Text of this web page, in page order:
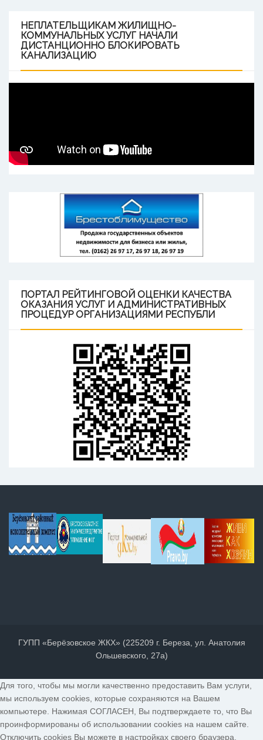
НЕПЛАТЕЛЬЩИКАМ ЖИЛИЩНО-
КОММУНАЛЬНЫХ УСЛУГ НАЧАЛИ
ДИСТАНЦИОННО БЛОКИРОВАТЬ
КАНАЛИЗАЦИЮ
ПОРТАЛ РЕЙТИНГОВОЙ ОЦЕНКИ КАЧЕСТВА
ОКАЗАНИЯ УСЛУГ И АДМИНИСТРАТИВНЫХ
ПРОЦЕДУР ОРГАНИЗАЦИЯМИ РЕСПУБЛИ
ГУПП «Берёзовское ЖКХ» (225209 г. Береза, ул. Анатолия
Ольшевского, 27а)
Для того, чтобы мы могли качественно предоставить Вам услуги,
мы используем cookies, которые сохраняются на Вашем
компьютере. Нажимая СОГЛАСЕН, Вы подтверждаете то, что Вы
проинформированы об использовании cookies на нашем сайте.
Отключить cookies Вы можете в настройках своего браузера.